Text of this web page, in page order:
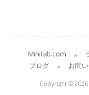
Minitab.com
ブログ
お問
Copyright © 2026